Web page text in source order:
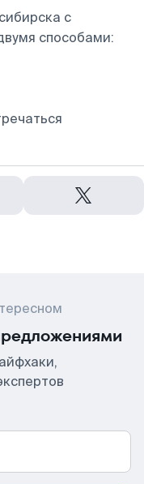
с
способами: